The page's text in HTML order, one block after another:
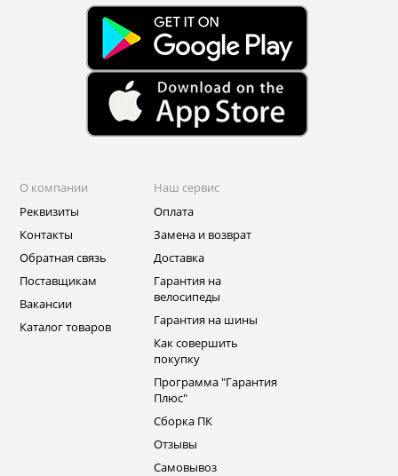
О компании
Реквизиты
Контакты
Обратная связь
Поставщикам
Вакансии
Каталог товаров
Наш сервис
Оплата
Замена и возврат
Доставка
Гарантия на
велосипеды
Гарантия на шины
Как совершить
покупку
Программа "Гарантия
Плюс"
Сборка ПК
Отзывы
Самовывоз